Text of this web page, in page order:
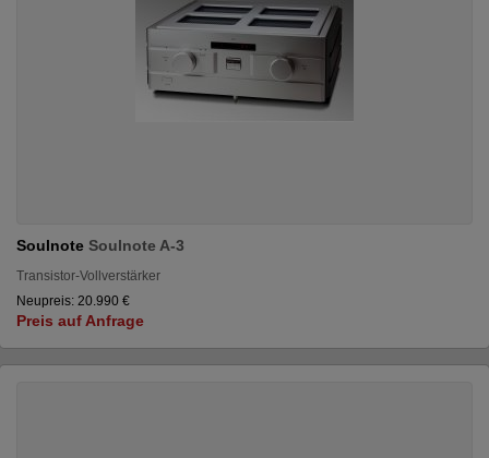
Soulnote Soulnote A-3
Transistor-Vollverstärker
Neupreis: 20.990 €
Preis auf Anfrage